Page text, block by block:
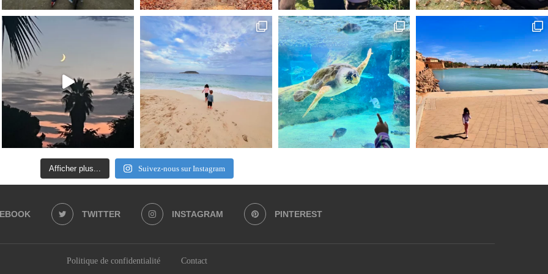
Afficher plus... Suivez-nous sur Instagram
TWITTER INSTAGRAM PINTEREST
Politique de confidentialité Contact